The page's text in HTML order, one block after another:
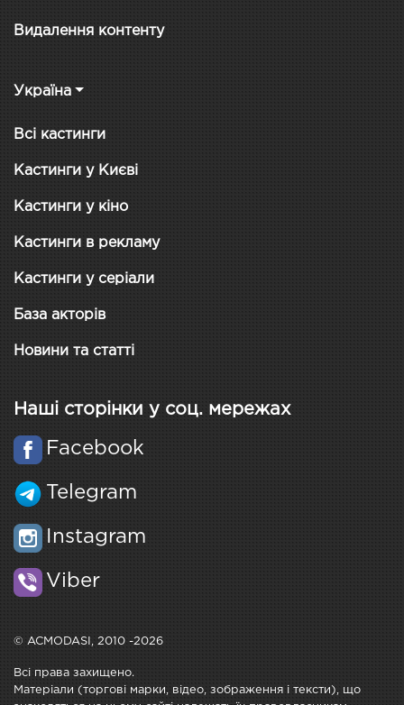
Видалення контенту
Україна
Всі кастинги
Кастинги у Києві
Кастинги у кіно
Кастинги в рекламу
Кастинги у серіали
База акторів
Новини та статті
Наші сторінки у соц. мережах
Facebook
Telegram
Instagram
Viber
© ACMODASI, 2010 -2026
Всі права захищено.
Матеріали (торгові марки, відео, зображення і тексти), що